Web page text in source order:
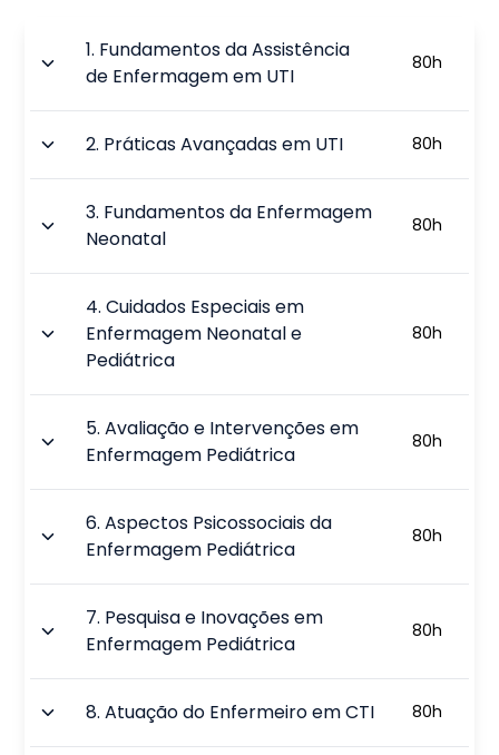
1. Fundamentos da Assistência
de Enfermagem em UTI
80h
2. Práticas Avançadas em UTI 80h
3. Fundamentos da Enfermagem
Neonatal
80h
4.Cuidados Especiais em
Enfermagem Neonatal e
Pediátrica
80h
5.Avaliação e Intervenções em
Enfermagem Pediátrica
80h
6.Aspectos Psicossociais da
Enfermagem Pediátrica
80h
7. Pesquisa e Inovações em
Enfermagem Pediátrica
80h
8.Atuação do Enfermeiro em CTI 80h